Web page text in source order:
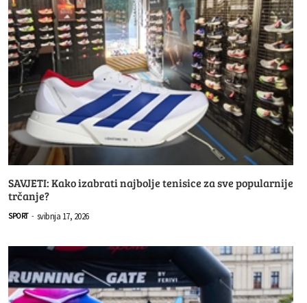
SAVJETI: Kako izabrati najbolje tenisice za sve popularnije
trčanje?
SPORT - svibnja 17, 2026